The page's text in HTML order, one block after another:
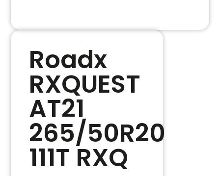
Roadx
RXQUEST
AT21
265/50R20
111T RXQ